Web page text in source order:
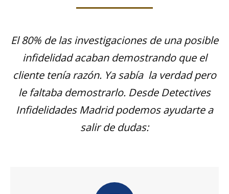
El 80% de las investigaciones de una posible
infidelidad acaban demostrando que el
cliente tenía razón. Ya sabía la verdad pero
le faltaba demostrarlo. Desde Detectives
Infidelidades Madrid podemos ayudarte a
salir de dudas: